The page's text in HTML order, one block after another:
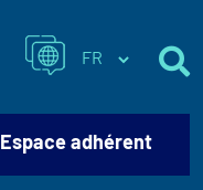
Espace adhérent